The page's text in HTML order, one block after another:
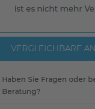
ist es nicht mehr
VERGLEICHBARE
Haben Sie Fragen oder
Beratung?